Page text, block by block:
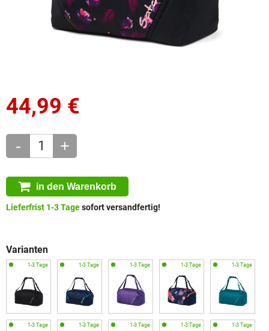
44,99 €
- +
in den Warenkorb
Lieferfrist 1-3 Tagesofort versandfertig!
Varianten